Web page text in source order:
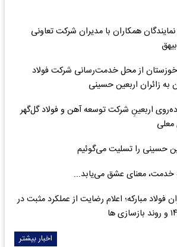
همکاران با مدیران شرکت تعاونی
خوزستان از محل خدمت‌رسانی شرکت فولاد
زائران اربعین حسینی
اربعینِ شرکت توسعه آهن و فولاد گل‌گهر
معلی
حسینی را تسلیت می‌گوئیم
خدمت، معنای عشق می‌یابد...
فولاد مبارکه؛ اعلام رضایت از عملکرد مثبت در
اخبار بیشتر